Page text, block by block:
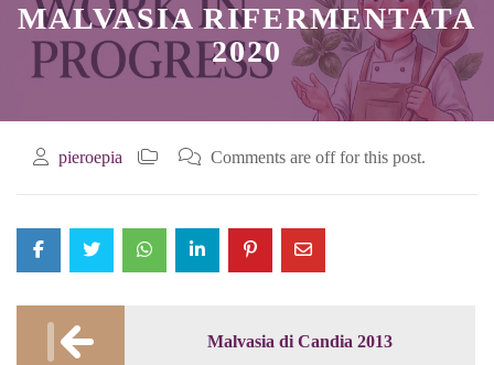
MALVASIA RIFERMENTATA
2020
pieroepia Comments are off for this post.
Post
navigation
Malvasia di Candia 2013